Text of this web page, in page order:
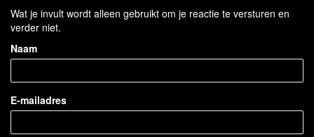
Wat je invult wordt alleen gebruikt om je reactie te versturen en
verder niet.
Naam
E-mailadres